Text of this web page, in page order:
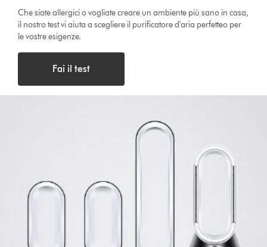
Che siate allergici o vogliate creare un ambiente più sano in casa,
il nostro test vi aiuta a scegliere il purificatore d'aria perfetteo per
le vostre esigenze.
Fai il test